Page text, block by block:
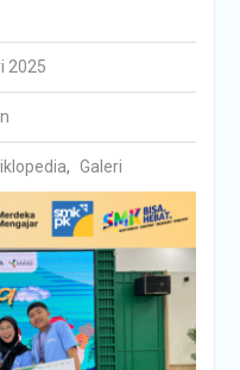
2025
, Galeri